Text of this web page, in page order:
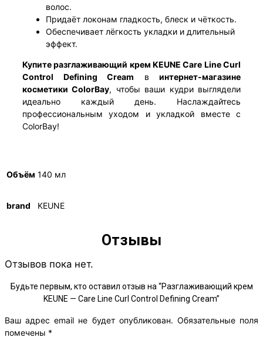
волос.
Придаёт локонам гладкость, блеск и чёткость.
Обеспечивает лёгкость укладки и длительный
эффект.
Купите разглаживающий крем KEUNE Care Line Curl
Control Defining Cream в интернет-магазине
косметики ColorBay, чтобы ваши кудри выглядели
идеально каждый день. Наслаждайтесь
профессиональным уходом и укладкой вместе с
ColorBay!
Объём 140 мл
brand KEUNE
Отзывы
Отзывов пока нет.
Будьте первым, кто оставил отзыв на “Разглаживающий крем
KEUNE — Care Line Curl Control Defining Cream”
Ваш адрес email не будет опубликован. Обязательные поля
помечены *